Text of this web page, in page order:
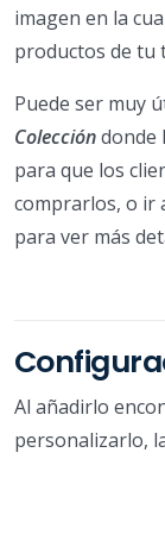
imagen en la
productos de tu
Puede ser muy
Coleccióndonde
para que los
comprarlos, o ir
para ver más
Al añadirlo
personalizarlo,